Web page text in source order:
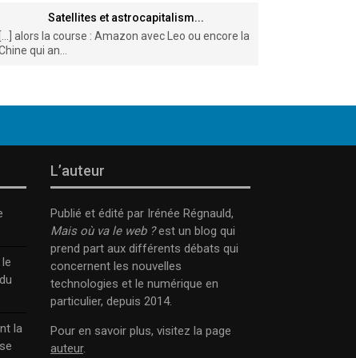
Satellites et astrocapitalism...
[…] alors la course : Amazon avec Leo ou encore la
qui an...
la
L’auteur
Publié et édité par Irénée Régnauld,
Mais où va le web ?est un blog qui
prend part aux différents débats qui
concernent les nouvelles
technologies et le numérique en
particulier, depuis 2014.
Pour en savoir plus, visitez la page
auteur.